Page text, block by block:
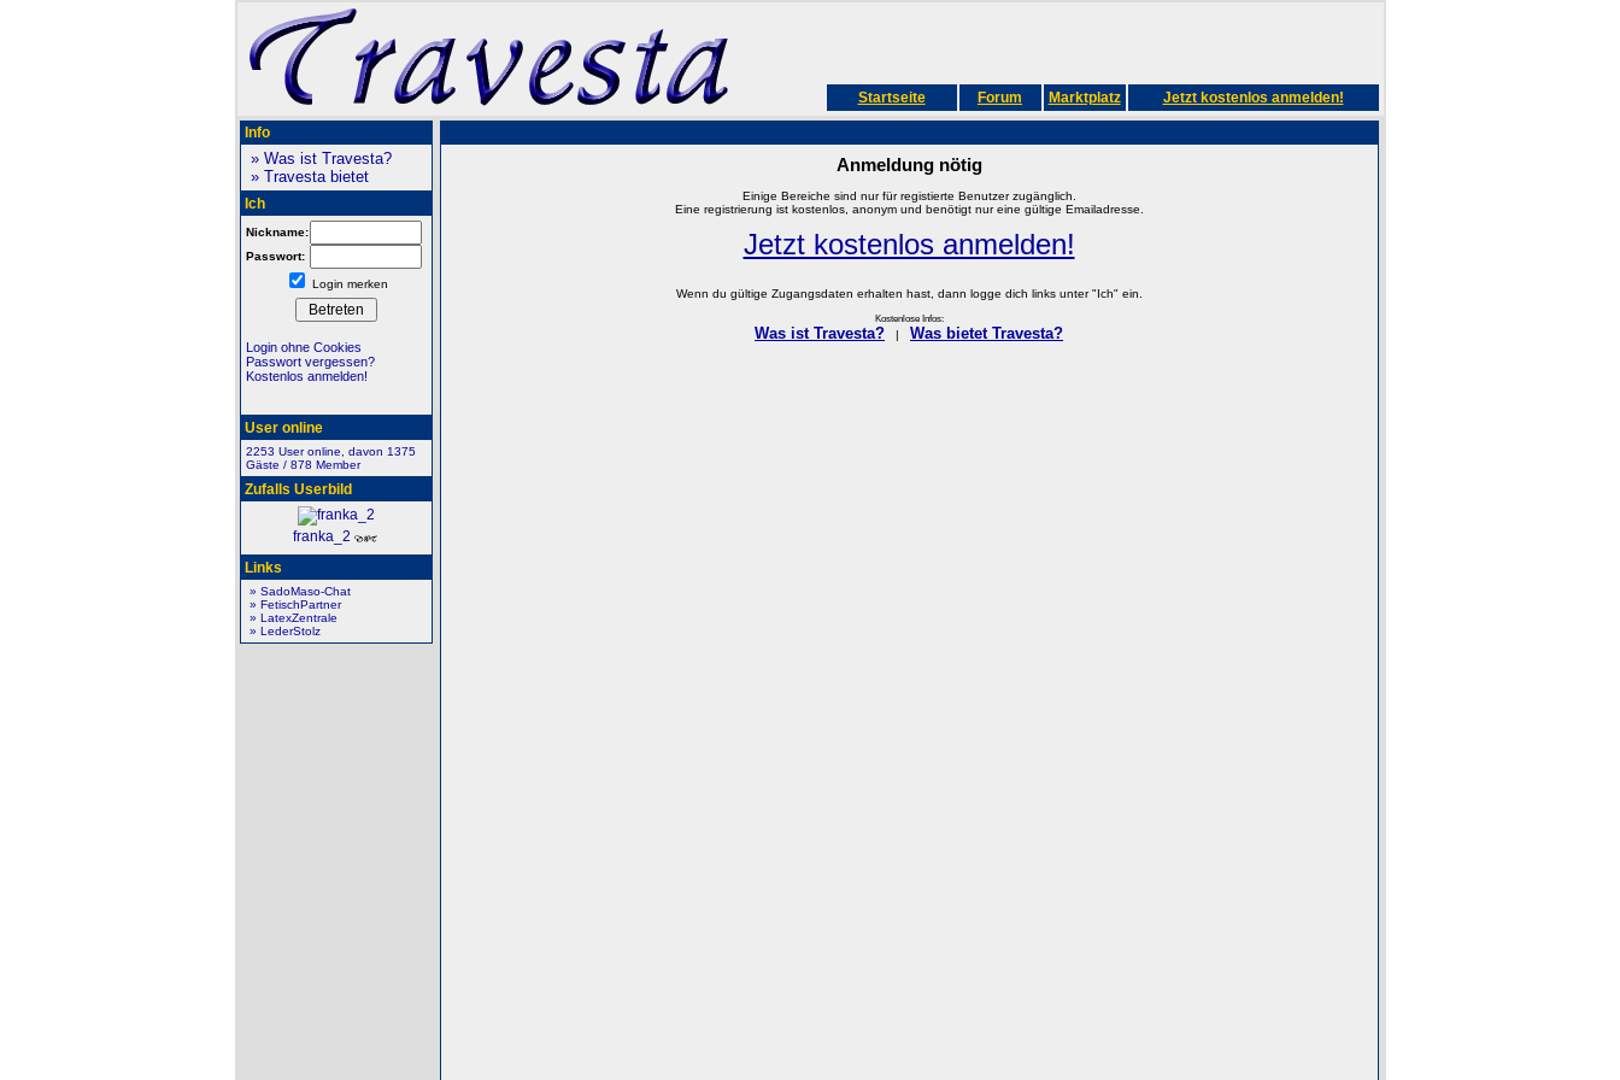
Startseite Forum Marktplatz Jetzt kostenlos anmelden!
Info
» Was ist Travesta?
» Travesta bietet
Ich
Nickname:
Passwort:
Login merken
Login ohne Cookies
Passwort vergessen?
Kostenlos anmelden!
User online
2253 User online, davon 1375
Gäste / 878 Member
Zufalls Userbild
franka_2
Links
» SadoMaso-Chat
» FetischPartner
» LatexZentrale
» LederStolz
Anmeldung nötig
Einige Bereiche sind nur für registierte Benutzer zugänglich.
Eine registrierung ist kostenlos, anonym und benötigt nur eine gültige Emailadresse.
Jetzt kostenlos anmelden!
Wenn du gültige Zugangsdaten erhalten hast, dann logge dich links unter "Ich" ein.
Kostenlose Infos:
Was ist Travesta? Was bietet Travesta?